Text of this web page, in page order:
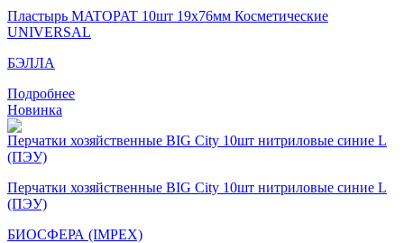
Пластырь MATOPAT 10шт 19х76мм Косметические
UNIVERSAL
БЭЛЛА
Подробнее
Новинка
Перчатки хозяйственные BIG City 10шт нитриловые синие L
(ПЭУ)
БИОСФЕРА (IMPEX)